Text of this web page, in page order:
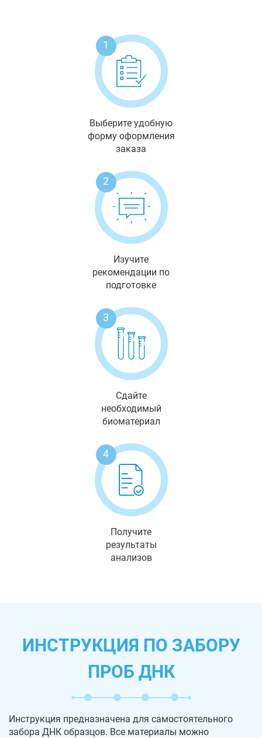
1
Выберите удобную
форму оформления
заказа
2
Изучите
рекомендации по
подготовке
3
Сдайте
необходимый
биоматериал
4
Получите
результаты
анализов
ИНСТРУКЦИЯ ПО ЗАБОРУ
ПРОБ ДНК
Инструкция предназначена для самостоятельного
забора ДНК образцов. Все материалы можно